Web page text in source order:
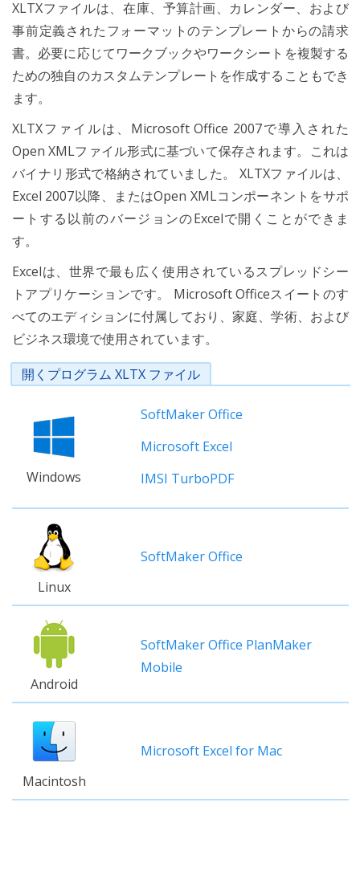
XLTXファイルは、在庫、予算計画、カレンダー、および
事前定義されたフォーマットのテンプレートからの請求
書。必要に応じてワークブックやワークシートを複製する
ための独自のカスタムテンプレートを作成することもでき
ます。
XLTXファイルは、Microsoft Office 2007で導入された
Open XMLファイル形式に基づいて保存されます。これは
バイナリ形式で格納されていました。 XLTXファイルは、
Excel 2007以降、またはOpen XMLコンポーネントをサポ
ートする以前のバージョンのExcelで開くことができま
す。
Excelは、世界で最も広く使用されているスプレッドシー
トアプリケーションです。 Microsoft Officeスイートのす
べてのエディションに付属しており、家庭、学術、および
ビジネス環境で使用されています。
開くプログラム XLTX ファイル
Windows
SoftMaker Office
Microsoft Excel
IMSI TurboPDF
Linux
SoftMaker Office
Android
SoftMaker Office PlanMaker
Mobile
Macintosh
Microsoft Excel for Mac